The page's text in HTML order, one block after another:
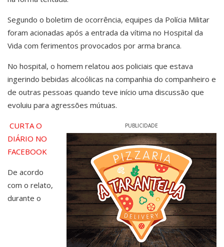
Segundo o boletim de ocorrência, equipes da Polícia Militar
foram acionadas após a entrada da vítima no Hospital da
Vida com ferimentos provocados por arma branca.
No hospital, o homem relatou aos policiais que estava
ingerindo bebidas alcoólicas na companhia do companheiro e
de outras pessoas quando teve início uma discussão que
evoluiu para agressões mútuas.
PUBLICIDADE
CURTA O
DIÁRIO NO
FACEBOOK
De acordo
com o relato,
durante o